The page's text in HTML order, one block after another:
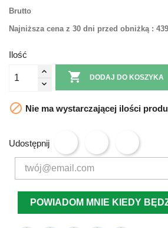
Brutto
Najniższa cena z 30 dni przed obniżką :
Ilość
 DODAJ DO KOSZYKA
 Nie ma wystarczającej ilości
Udostępnij
POWIADOM MNIE KIEDY